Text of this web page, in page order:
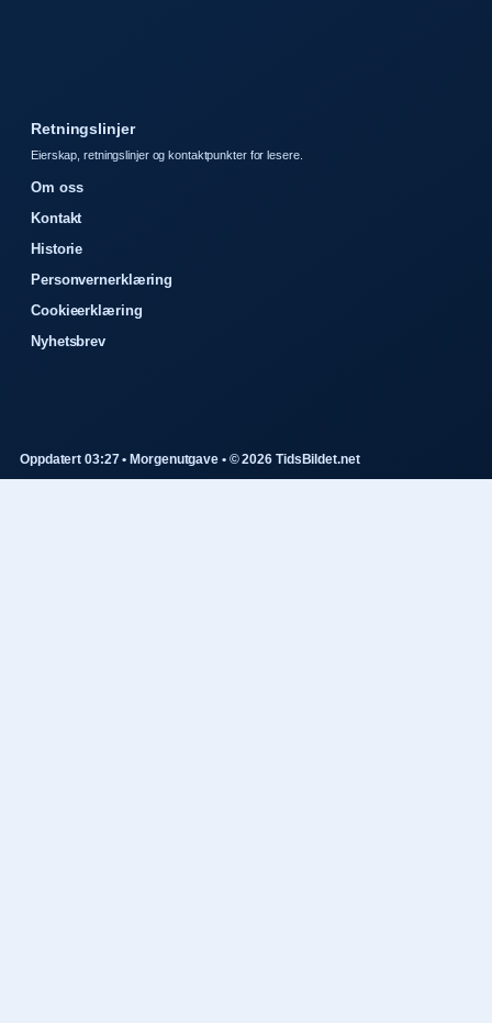
Retningslinjer
Eierskap, retningslinjer og kontaktpunkter for lesere.
Om oss
Kontakt
Historie
Personvernerklæring
Cookieerklæring
Nyhetsbrev
Oppdatert 03:27 • Morgenutgave • © 2026 TidsBildet.net